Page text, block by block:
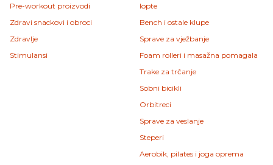
Pre-workout proizvodi
Zdravi snackovi i obroci
Zdravlje
Stimulansi
lopte
Bench i ostale klupe
Sprave za vježbanje
Foam rolleri i masažna pomagala
Trake za trčanje
Sobni bicikli
Orbitreci
Sprave za veslanje
Steperi
Aerobik, pilates i joga oprema